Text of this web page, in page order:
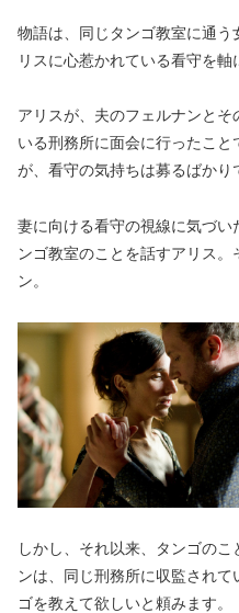
物語は、同じタンゴ教室に通う
リスに心惹かれている看守を軸
アリスが、夫のフェルナンと
いる刑務所に面会に行ったこ
が、看守の気持ちは募るばかり
妻に向ける看守の視線に気づ
ンゴ教室のことを話すアリス
ン。
しかし、それ以来、タンゴの
ンは、同じ刑務所に収監され
ゴを教えて欲しいと頼みます。